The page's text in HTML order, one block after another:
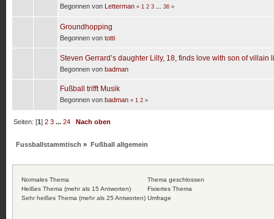
Begonnen von Letterman « 1 2 3 36 »
Groundhopping
Begonnen von totti
Steven Gerrard’s daughter Lilly, 18, finds love with son of villain
Begonnen von badman
Fußball trifft Musik
Begonnen von badman « 1 2 »
Seiten: [1]2 3 ...24 Nach oben
Fussballstammtisch » Fußball allgemein
Normales Thema
Heißes Thema (mehr als 15 Antworten)
Sehr heißes Thema (mehr als 25 Antworten)
Thema geschlossen
Fixiertes Thema
Umfrage